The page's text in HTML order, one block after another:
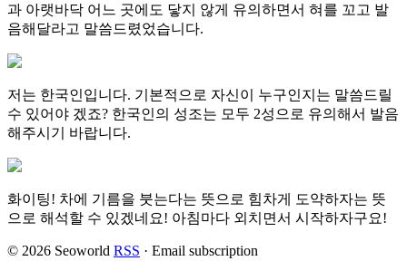
과 아랫바닥 어느 곳에도 닿지 않게 유의하면서 혀를 꼬고 발
음해달라고 말씀드렸었습니다.
저는 한국인입니다. 기본적으로 자신이 누구인지는 말씀드릴
수 있어야 겠죠? 한국인의 성조는 모두 2성으로 유의해서 발음
해주시기 바랍니다.
화이팅! 차에 기름을 붓는다는 뜻으로 힘차게 도약하자는 뜻
으로 해석할 수 있겠네요! 아침마다 외치면서 시작하자구요!
© 2026 Seoworld RSS · Email subscription